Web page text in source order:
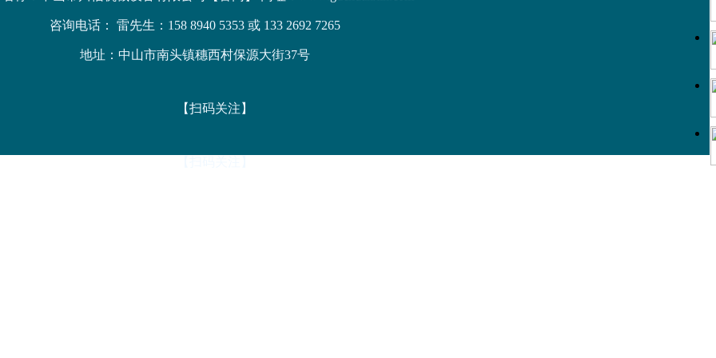
咨询电话： 雷先生：158 8940 5353 或 133 2692 7265
地址：中山市南头镇穗西村保源大街37号
【扫码关注】